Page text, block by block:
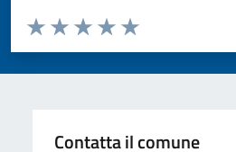
Valuta da 1 a 5 stelle la pagina
Valuta 5 stelle su 5
Valuta 4 stelle su 5
Valuta 3 stelle su 5
Valuta 2 stelle su 5
Valuta 1 stelle su 5
Contatta il comune